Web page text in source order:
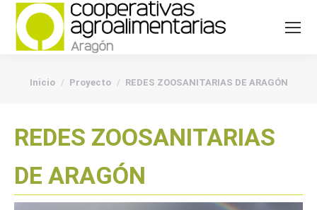
You are here:
Inicio Proyecto REDES ZOOSANITARIAS DE ARAGÓN
REDES ZOOSANITARIAS
DE ARAGÓN